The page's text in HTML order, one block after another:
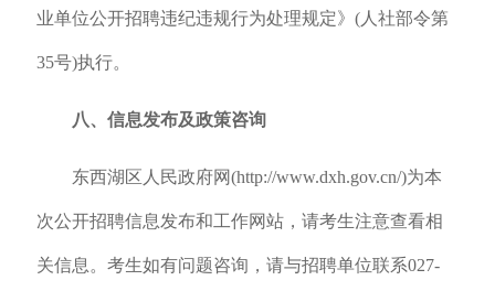
业单位公开招聘违纪违规行为处理规定》(人社部令第
35号)执行。
八、信息发布及政策咨询
东西湖区人民政府网(http://www.dxh.gov.cn/)为本
次公开招聘信息发布和工作网站，请考生注意查看相
关信息。考生如有问题咨询，请与招聘单位联系027-